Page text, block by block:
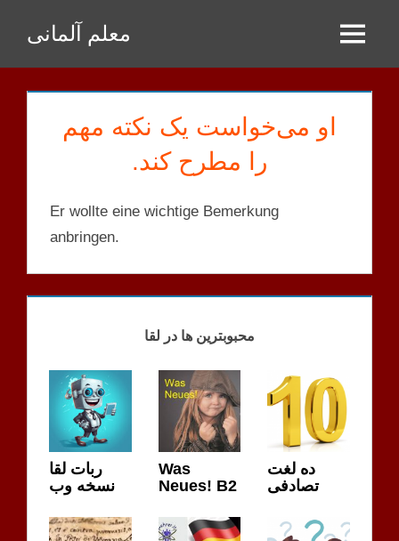
Inhalt
springen
معلم آلمانی Menu
او می‌خواست یک نکته مهم
را مطرح کند.
Er wollte eine wichtige Bemerkung
anbringen.
محبوبترین ها در لقا
ربات لقا
نسخه وب
Was
Neues! B2
ده لغت
تصادفی